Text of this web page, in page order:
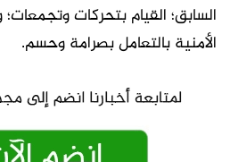
السابق؛ القيام بتحركات
الأمنية بالتعامل بصرامة وحسم.